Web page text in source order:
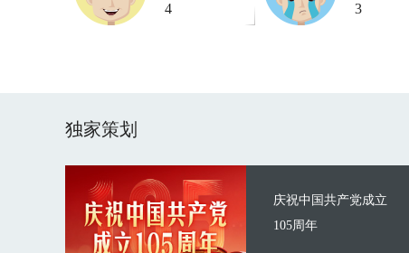
4 3
独家策划
庆祝中国共产党成立
105周年